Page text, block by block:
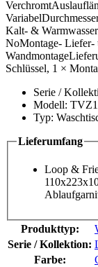
Kalt- &
NoMontage- Liefer-
Schlüssel, 1 ×
Serie /
Modell:
Typ:
Lieferumfang
Loop &
Produkttyp:
Serie / Kollektion:
Farbe: